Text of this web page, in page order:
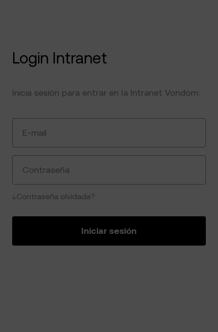
Login Intranet
Inicia sesión para entrar en la Intranet Vondom:
E-mail
Contraseña
¿Contraseña olvidada?
Iniciar sesión